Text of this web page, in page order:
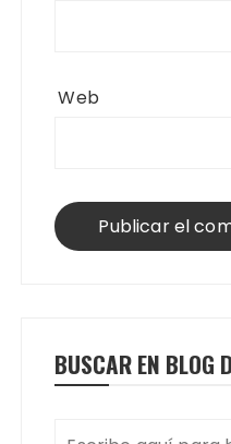
Web
BUSCAR EN BLOG